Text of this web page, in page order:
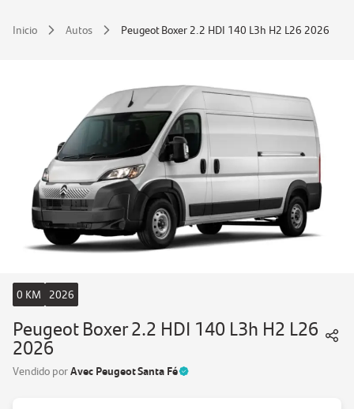
Inicio Autos Peugeot Boxer 2.2 HDI 140 L3h H2 L26 2026
0 KM 2026
Peugeot Boxer 2.2 HDI 140 L3h H2 L26
2026
Vendido porAvec Peugeot Santa Fé